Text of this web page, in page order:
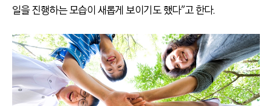
일을 진행하는 모습이 새롭게 보이기도 했다”고 한다.